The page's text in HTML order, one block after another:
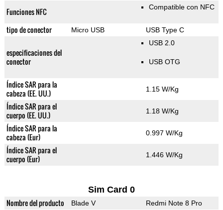
Funciones NFC Compatible con NFC
tipo de conector Micro USB USB Type C
especificaciones del
conector
USB 2.0
USB OTG
Índice SAR para la
cabeza (EE. UU.)
1.15 W/Kg
Índice SAR para el
cuerpo (EE. UU.)
1.18 W/Kg
Índice SAR para la
cabeza (Eur)
0.997 W/Kg
Índice SAR para el
cuerpo (Eur)
1.446 W/Kg
Sim Card 0
Nombre del producto Blade V Redmi Note 8 Pro